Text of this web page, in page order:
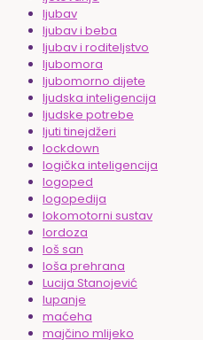
ljubav
ljubav i beba
ljubav i roditeljstvo
ljubomora
ljubomorno dijete
ljudska inteligencija
ljudske potrebe
ljuti tinejdžeri
lockdown
logička inteligencija
logoped
logopedija
lokomotorni sustav
lordoza
loš san
loša prehrana
Lucija Stanojević
lupanje
maćeha
majčino mlijeko